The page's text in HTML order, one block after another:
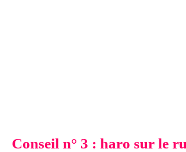
Conseil n° 3 : haro sur le